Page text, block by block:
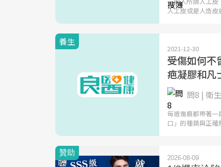
人工皮或是人造皮
養生
2021-12-30
受傷如何不
疤凝膠和凡
問8 | 衛
每道傷痕都帶著
口」的種類與正確